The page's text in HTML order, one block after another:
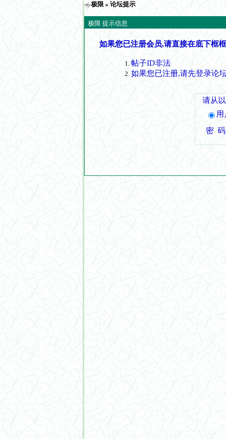
极限 » 论坛提示
极限 提示信息
如果您已注册会员,请直接在底下框
帖子ID非法
如果您已注册,请先登录论
请从
用
密 码